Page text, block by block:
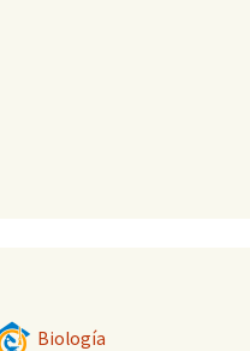
Biología